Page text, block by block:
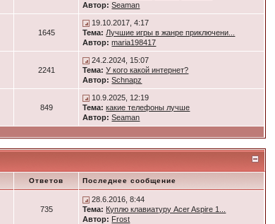
Автор: Seaman
1645
19.10.2017, 4:17
Тема: Лучшие игры в жанре приключени...
Автор: maria198417
2241
24.2.2024, 15:07
Тема: У кого какой интернет?
Автор: Schnapz
849
10.9.2025, 12:19
Тема: какие телефоны лучше
Автор: Seaman
Ответов Последнее сообщение
735
28.6.2016, 8:44
Тема: Куплю клавиатуру Acer Aspire 1...
Автор: Frost